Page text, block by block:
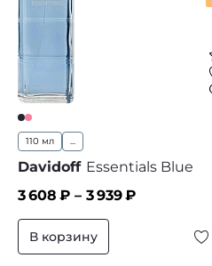
110 мл ...
Davidoff Essentials Blue
3 608 ₽ – 3 939₽
В корзину